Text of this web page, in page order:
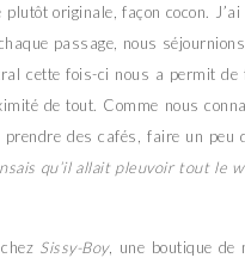
originale, façon cocon.
passage, nous
cette fois-ci nous a permit
de tout. Comme nous
des cafés, faire un peu
qu’il allait pleuvoir tout le
Sissy-Boy, une boutique de